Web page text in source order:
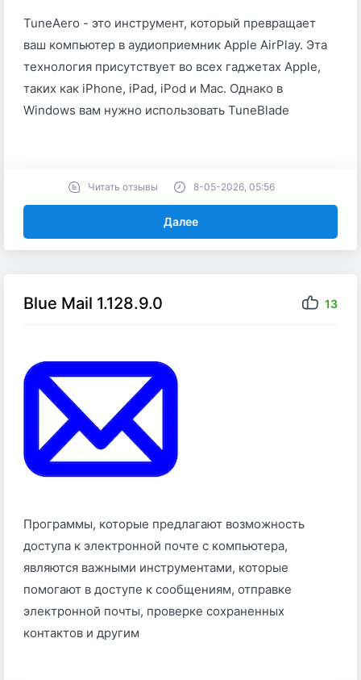
TuneAero - это инструмент, который превращает
ваш компьютер в аудиоприемник Apple AirPlay. Эта
технология присутствует во всех гаджетах Apple,
таких как iPhone, iPad, iPod и Mac. Однако в
Windows вам нужно использовать TuneBlade
Далее
Читать отзывы 8-05-2026, 05:56
Blue Mail 1.128.9.0 13
Программы, которые предлагают возможность
доступа к электронной почте с компьютера,
являются важными инструментами, которые
помогают в доступе к сообщениям, отправке
электронной почты, проверке сохраненных
контактов и другим